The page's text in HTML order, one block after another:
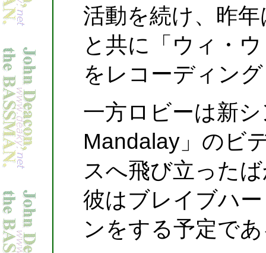
活動を続け、昨
と共に「ウィ・
をレコーディン
一方ロビーは新
Mandalay」のビ
スへ飛び立った
彼はブレイブハ
ンをする予定で